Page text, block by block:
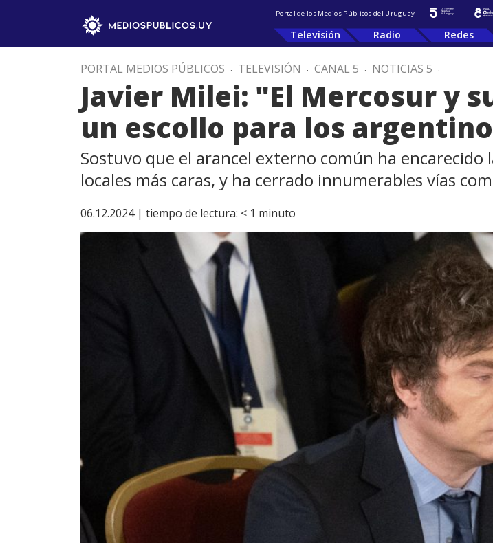
Portal de los Medios Públicos del Uruguay
Televisión Radio Redes
PORTAL MEDIOS PÚBLICOS . TELEVISIÓN . CANAL 5 . NOTICIAS 5 .
Javier Milei: "El Mercosur y
un escollo para los
Sostuvo que el arancel externo común ha
locales más caras, y ha cerrado innumerables vías
06.12.2024 | tiempo de lectura: < 1 minuto